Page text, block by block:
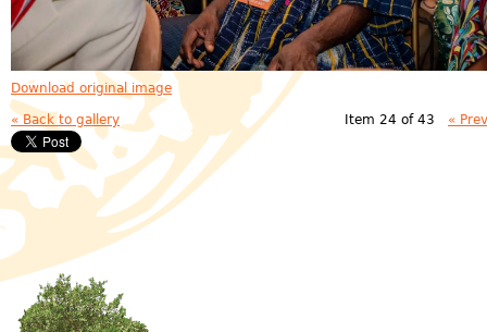
Download original image
« Back to gallery Item 24 of 43 «